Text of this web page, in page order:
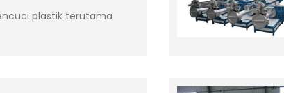
plastik terutama